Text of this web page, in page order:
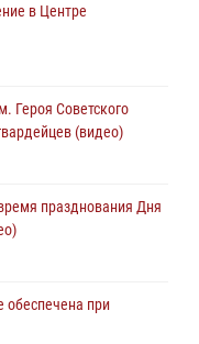
проведения
с передовыми
в Центре
Героя Советского
(видео)
празднования Дня
обеспечена при